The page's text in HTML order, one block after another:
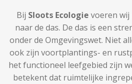
Bij Sloots Ecologie voeren
naar de das. De das is een
onder de Omgevingswet. Niet
ook zijn voortplantings- en
het functioneel leefgebied zijn
betekent dat ruimtelijke